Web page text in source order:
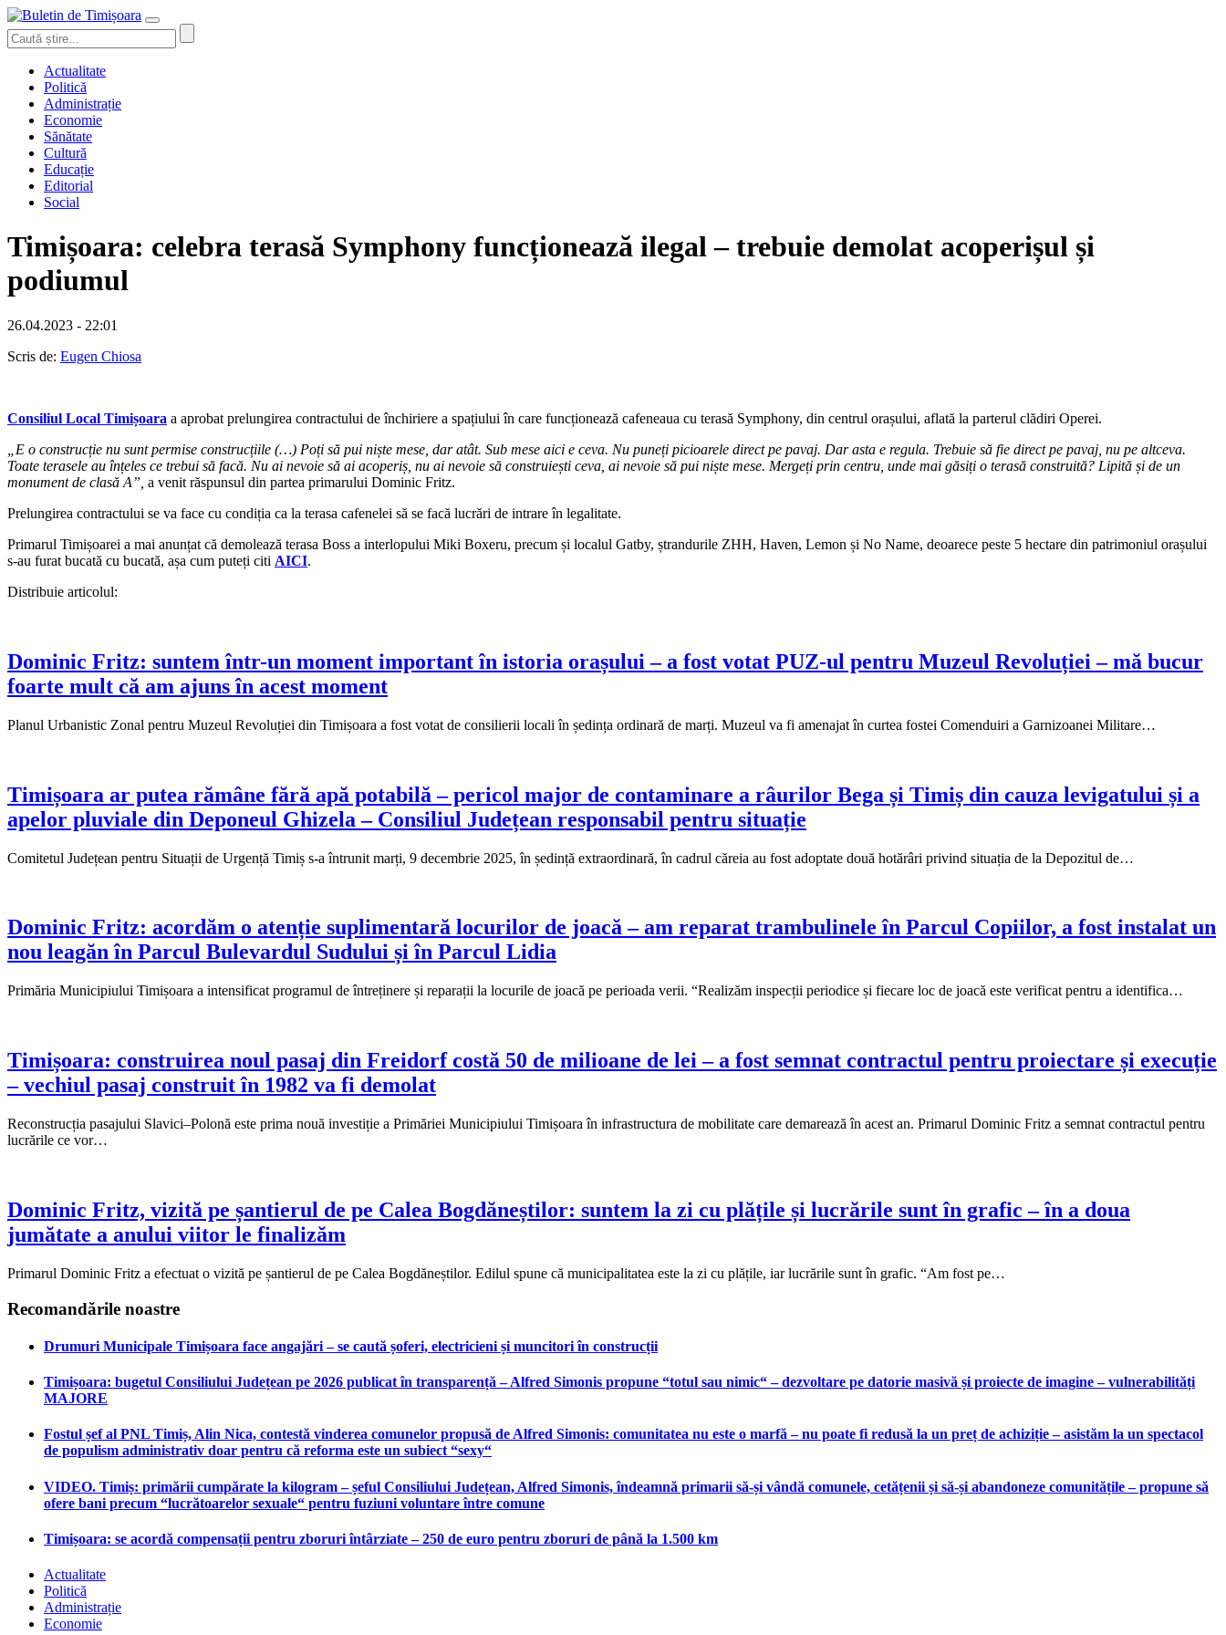
Actualitate
Politică
Administrație
Economie
Sănătate
Cultură
Educație
Editorial
Social
Timișoara: celebra terasă Symphony funcționează ilegal – trebuie demolat acoperișul și
podiumul
26.04.2023 - 22:01
Scris de: Eugen Chiosa
Consiliul Local Timișoara a aprobat prelungirea contractului de închiriere a spațiului în care funcționează cafeneaua cu terasă Symphony, din centrul orașului, aflată la parterul clădiri Operei.
„E o construcție nu sunt permise construcțiile (…) Poți să pui niște mese, dar atât. Sub mese aici e ceva. Nu puneți picioarele direct pe pavaj. Dar asta e regula. Trebuie să fie direct pe pavaj, nu pe altceva.
Toate terasele au înțeles ce trebui să facă. Nu ai nevoie să ai acoperiș, nu ai nevoie să construiești ceva, ai nevoie să pui niște mese. Mergeți prin centru, unde mai găsiți o terasă construită? Lipită și de un
monument de clasă A”, a venit răspunsul din partea primarului Dominic Fritz.
Prelungirea contractului se va face cu condiția ca la terasa cafenelei să se facă lucrări de intrare în legalitate.
Primarul Timișoarei a mai anunțat că demolează terasa Boss a interlopului Miki Boxeru, precum și localul Gatby, ștrandurile ZHH, Haven, Lemon și No Name, deoarece peste 5 hectare din patrimoniul orașului
s-au furat bucată cu bucată, așa cum puteți citi AICI.
Distribuie articolul:
Dominic Fritz: suntem într-un moment important în istoria orașului – a fost votat PUZ-ul pentru Muzeul Revoluției – mă bucur
foarte mult că am ajuns în acest moment
Planul Urbanistic Zonal pentru Muzeul Revoluției din Timișoara a fost votat de consilierii locali în ședința ordinară de marți. Muzeul va fi amenajat în curtea fostei Comenduiri a Garnizoanei Militare…
Timișoara ar putea rămâne fără apă potabilă – pericol major de contaminare a râurilor Bega și Timiș din cauza levigatului și a
apelor pluviale din Deponeul Ghizela – Consiliul Județean responsabil pentru situație
Comitetul Județean pentru Situații de Urgență Timiș s-a întrunit marți, 9 decembrie 2025, în ședință extraordinară, în cadrul căreia au fost adoptate două hotărâri privind situația de la Depozitul de…
Dominic Fritz: acordăm o atenție suplimentară locurilor de joacă – am reparat trambulinele în Parcul Copiilor, a fost instalat un
nou leagăn în Parcul Bulevardul Sudului și în Parcul Lidia
Primăria Municipiului Timișoara a intensificat programul de întreținere și reparații la locurile de joacă pe perioada verii. “Realizăm inspecții periodice și fiecare loc de joacă este verificat pentru a identifica…
Timișoara: construirea noul pasaj din Freidorf costă 50 de milioane de lei – a fost semnat contractul pentru proiectare și execuție
– vechiul pasaj construit în 1982 va fi demolat
Reconstrucția pasajului Slavici–Polonă este prima nouă investiție a Primăriei Municipiului Timișoara în infrastructura de mobilitate care demarează în acest an. Primarul Dominic Fritz a semnat contractul pentru
lucrările ce vor…
Dominic Fritz, vizită pe șantierul de pe Calea Bogdăneștilor: suntem la zi cu plățile și lucrările sunt în grafic – în a doua
jumătate a anului viitor le finalizăm
Primarul Dominic Fritz a efectuat o vizită pe șantierul de pe Calea Bogdăneștilor. Edilul spune că municipalitatea este la zi cu plățile, iar lucrările sunt în grafic. “Am fost pe…
Recomandările noastre
Drumuri Municipale Timișoara face angajări – se caută șoferi, electricieni și muncitori în construcții
Timișoara: bugetul Consiliului Județean pe 2026 publicat în transparență – Alfred Simonis propune “totul sau nimic“ – dezvoltare pe datorie masivă și proiecte de imagine – vulnerabilități
MAJORE
Fostul șef al PNL Timiș, Alin Nica, contestă vinderea comunelor propusă de Alfred Simonis: comunitatea nu este o marfă – nu poate fi redusă la un preț de achiziție – asistăm la un spectacol
de populism administrativ doar pentru că reforma este un subiect “sexy“
VIDEO. Timiș: primării cumpărate la kilogram – șeful Consiliului Județean, Alfred Simonis, îndeamnă primarii să-și vândă comunele, cetățenii și să-și abandoneze comunitățile – propune să
ofere bani precum “lucrătoarelor sexuale“ pentru fuziuni voluntare între comune
Timișoara: se acordă compensații pentru zboruri întârziate – 250 de euro pentru zboruri de până la 1.500 km
Actualitate
Politică
Administrație
Economie